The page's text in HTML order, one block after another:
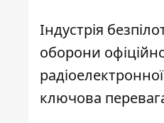
Індустрія
оборони
ключова